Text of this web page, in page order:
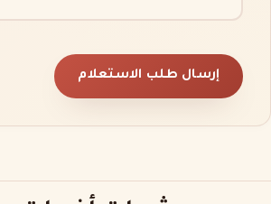
إرسال طلب الاستعلام